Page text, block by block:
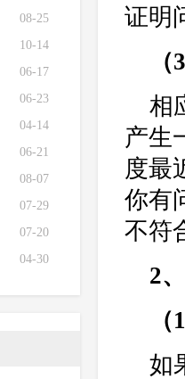
08-25
10-14
06-17
06-23
04-14
06-21
08-07
07-29
07-20
04-30
证明
相
产生
度最
你有
不符
2
如